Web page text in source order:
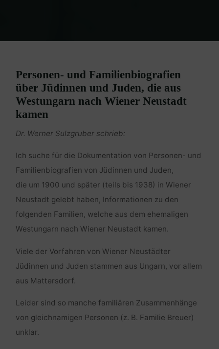
Personen- und Familienbiografien
über Jüdinnen und Juden, die aus
Westungarn nach Wiener Neustadt
kamen
Dr. Werner Sulzgruber schrieb:
Ich suche für die Dokumentation von Personen- und
Familienbiografien von Jüdinnen und Juden,
die um 1900 und später (teils bis 1938) in Wiener
Neustadt gelebt haben, Informationen zu den
folgenden Familien, welche aus dem ehemaligen
Westungarn nach Wiener Neustadt kamen.
Viele der Vorfahren von Wiener Neustädter
Jüdinnen und Juden stammen aus Ungarn, vor allem
aus Mattersdorf.
Leider sind so manche familiären Zusammenhänge
von gleichnamigen Personen (z. B. Familie Breuer)
unklar.